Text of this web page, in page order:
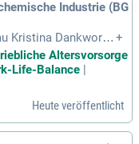
Industrie (BG
Kristina Dankworth;
Barthel; Telefon: 06
karriere-
+
Altersvorsorge
Life-Balance |
Heute veröffentlicht